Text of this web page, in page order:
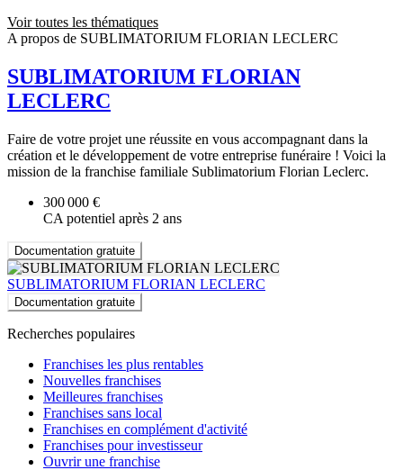
Voir toutes les thématiques
A propos de SUBLIMATORIUM FLORIAN LECLERC
SUBLIMATORIUM FLORIAN
LECLERC
Faire de votre projet une réussite en vous accompagnant dans la
création et le développement de votre entreprise funéraire ! Voici la
mission de la franchise familiale Sublimatorium Florian Leclerc.
300 000 €
CA potentiel après 2 ans
Documentation gratuite
SUBLIMATORIUM FLORIAN LECLERC
Documentation gratuite
Recherches populaires
Franchises les plus rentables
Nouvelles franchises
Meilleures franchises
Franchises sans local
Franchises en complément d'activité
Franchises pour investisseur
Ouvrir une franchise